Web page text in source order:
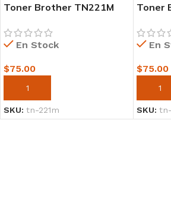
Toner Brother TN221M
(HL3150CDN/HL3170CDW
)
En Stock
$75.00
AÑADIR AL CARRITO
SKU: tn-221m
Toner
)
En
$75.00
SKU: tn-